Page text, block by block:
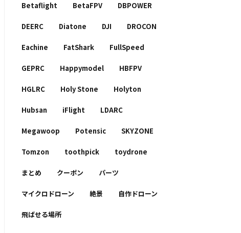
Betaflight BetaFPV DBPOWER
DEERC Diatone DJI DROCON
Eachine FatShark FullSpeed
GEPRC Happymodel HBFPV
HGLRC Holy Stone Holyton
Hubsan iFlight LDARC
Megawoop Potensic SKYZONE
Tomzon toothpick toydrone
まとめ クーポン パーツ
マイクロドローン 絶景 自作ドローン
飛ばせる場所